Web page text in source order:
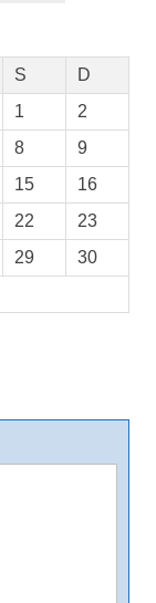
S
D
1
2
8
9
15
16
22
23
29
30